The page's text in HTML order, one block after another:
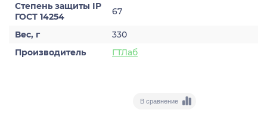
Степень защиты IP
ГОСТ 14254
67
Вес, г
330
Производитель
ГТЛаб
В сравнение